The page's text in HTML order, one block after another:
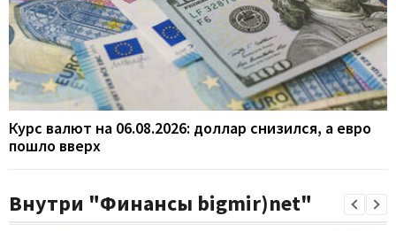
Курс валют на 06.08.2026: доллар снизился, а евро
пошло вверх
Внутри "Финансы bigmir)net"